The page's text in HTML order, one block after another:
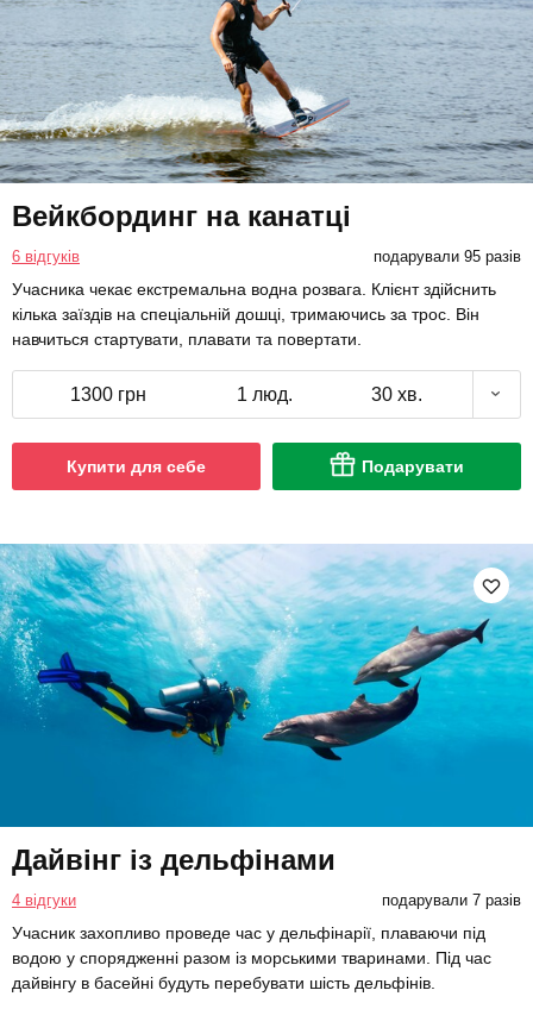
Вейкбординг на канатці
6 відгуків подарували 95 разів
Учасника чекає екстремальна водна розвага. Клієнт здійснить
кілька заїздів на спеціальній дошці, тримаючись за трос. Він
навчиться стартувати, плавати та повертати.
1300 грн 1 люд. 30 хв.
Купити для себе Подарувати
Дайвінг із дельфінами
4 відгуки подарували 7 разів
Учасник захопливо проведе час у дельфінарії, плаваючи під
водою у спорядженні разом із морськими тваринами. Під час
дайвінгу в басейні будуть перебувати шість дельфінів.